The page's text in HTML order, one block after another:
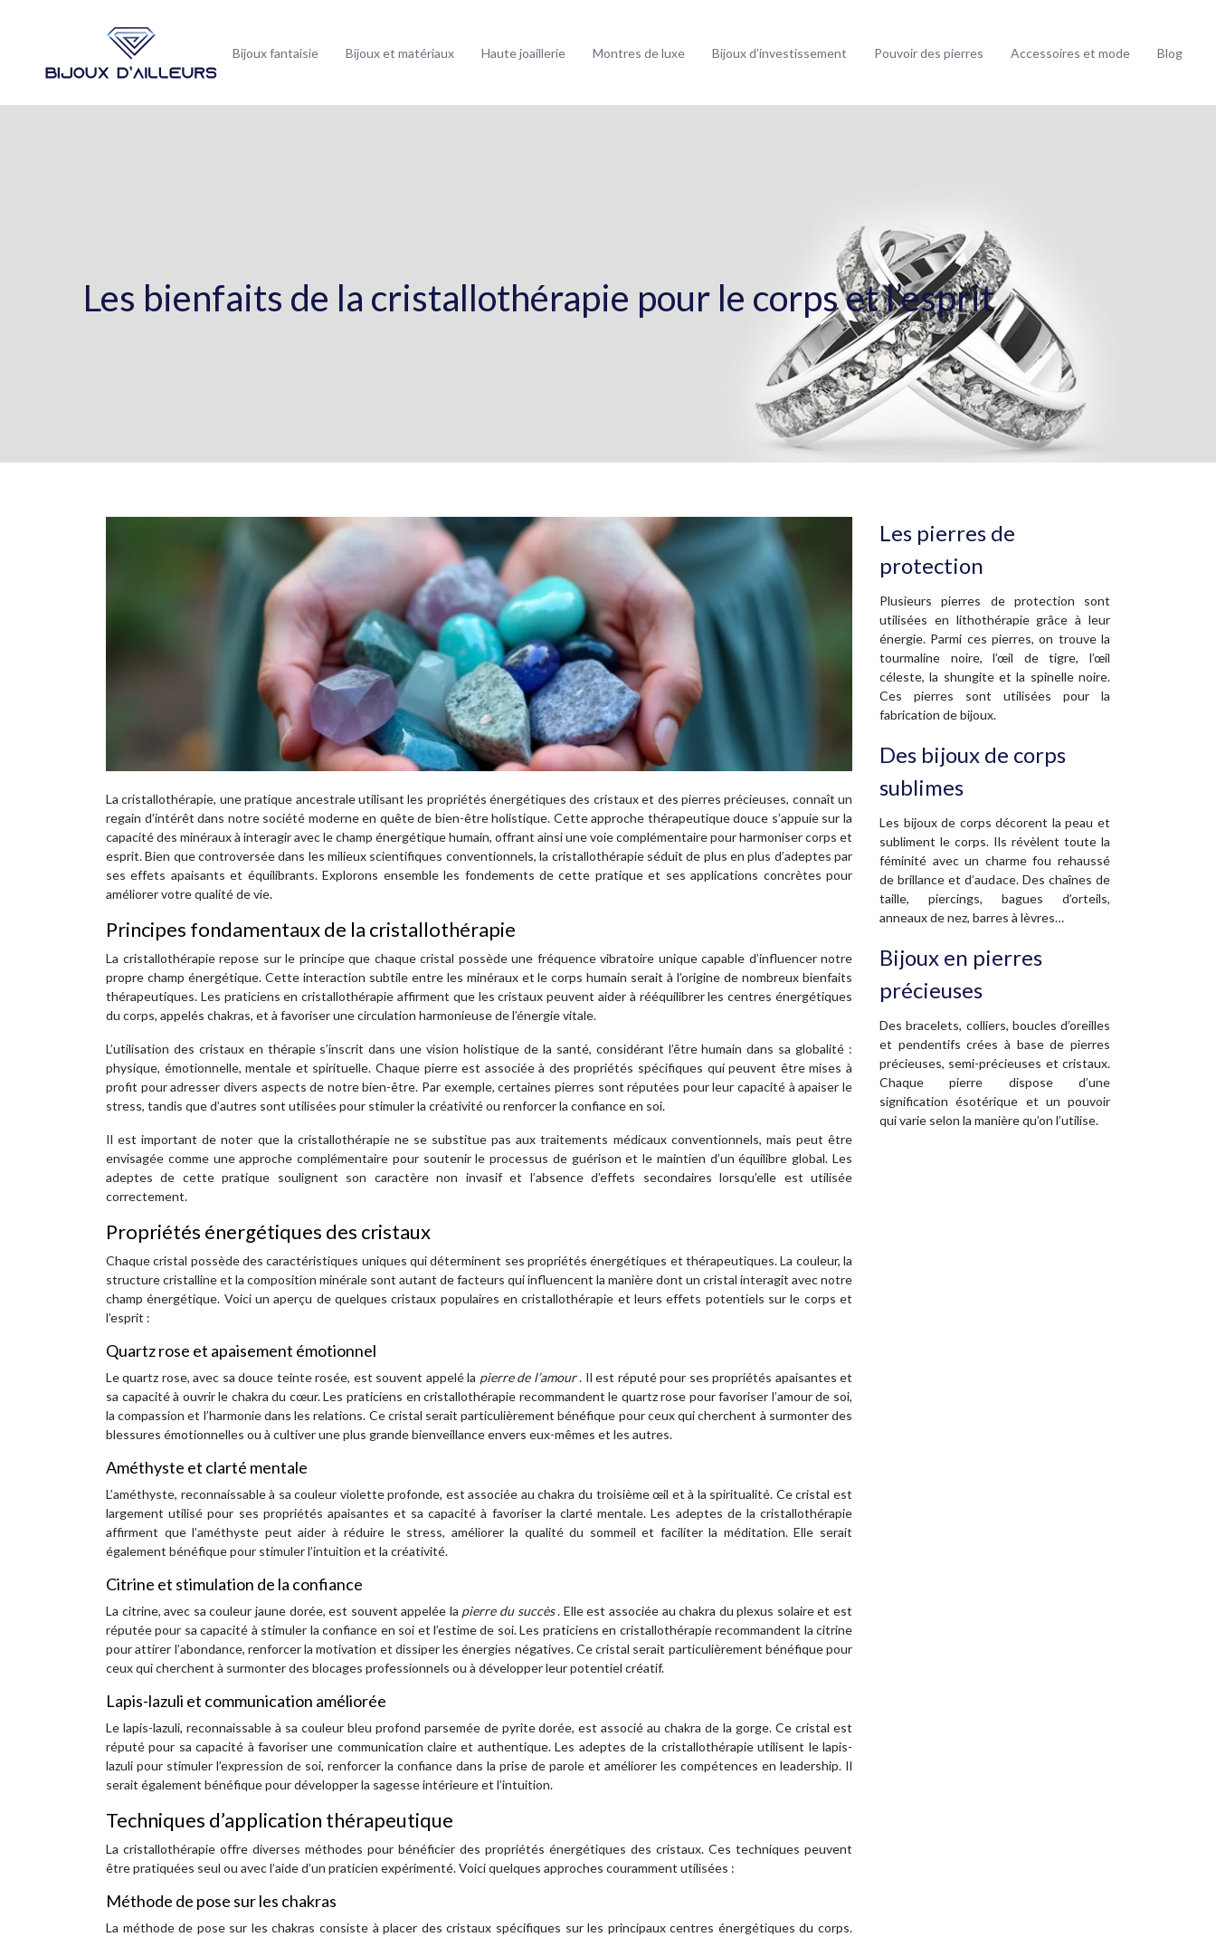
Bijoux fantaisie Bijoux et matériaux Haute joaillerie Montres de luxe Bijoux d’investissement Pouvoir des pierres Accessoires et mode Blog
Les bienfaits de la cristallothérapie pour le corps et l’esprit
La cristallothérapie, une pratique ancestrale utilisant les propriétés énergétiques des cristaux et des pierres précieuses, connaît un
regain d’intérêt dans notre société moderne en quête de bien-être holistique. Cette approche thérapeutique douce s’appuie sur la
capacité des minéraux à interagir avec le champ énergétique humain, offrant ainsi une voie complémentaire pour harmoniser corps et
esprit. Bien que controversée dans les milieux scientifiques conventionnels, la cristallothérapie séduit de plus en plus d’adeptes par
ses effets apaisants et équilibrants. Explorons ensemble les fondements de cette pratique et ses applications concrètes pour
améliorer votre qualité de vie.
Principes fondamentaux de la cristallothérapie
La cristallothérapie repose sur le principe que chaque cristal possède une fréquence vibratoire unique capable d’influencer notre
propre champ énergétique. Cette interaction subtile entre les minéraux et le corps humain serait à l’origine de nombreux bienfaits
thérapeutiques. Les praticiens en cristallothérapie affirment que les cristaux peuvent aider à rééquilibrer les centres énergétiques
du corps, appelés chakras, et à favoriser une circulation harmonieuse de l’énergie vitale.
L’utilisation des cristaux en thérapie s’inscrit dans une vision holistique de la santé, considérant l’être humain dans sa globalité :
physique, émotionnelle, mentale et spirituelle. Chaque pierre est associée à des propriétés spécifiques qui peuvent être mises à
profit pour adresser divers aspects de notre bien-être. Par exemple, certaines pierres sont réputées pour leur capacité à apaiser le
stress, tandis que d’autres sont utilisées pour stimuler la créativité ou renforcer la confiance en soi.
Il est important de noter que la cristallothérapie ne se substitue pas aux traitements médicaux conventionnels, mais peut être
envisagée comme une approche complémentaire pour soutenir le processus de guérison et le maintien d’un équilibre global. Les
adeptes de cette pratique soulignent son caractère non invasif et l’absence d’effets secondaires lorsqu’elle est utilisée
correctement.
Propriétés énergétiques des cristaux
Chaque cristal possède des caractéristiques uniques qui déterminent ses propriétés énergétiques et thérapeutiques. La couleur, la
structure cristalline et la composition minérale sont autant de facteurs qui influencent la manière dont un cristal interagit avec notre
champ énergétique. Voici un aperçu de quelques cristaux populaires en cristallothérapie et leurs effets potentiels sur le corps et
l’esprit :
Quartz rose et apaisement émotionnel
Le quartz rose, avec sa douce teinte rosée, est souvent appelé la pierre de l’amour. Il est réputé pour ses propriétés apaisantes et
sa capacité à ouvrir le chakra du cœur. Les praticiens en cristallothérapie recommandent le quartz rose pour favoriser l’amour de soi,
la compassion et l’harmonie dans les relations. Ce cristal serait particulièrement bénéfique pour ceux qui cherchent à surmonter des
blessures émotionnelles ou à cultiver une plus grande bienveillance envers eux-mêmes et les autres.
Améthyste et clarté mentale
L’améthyste, reconnaissable à sa couleur violette profonde, est associée au chakra du troisième œil et à la spiritualité. Ce cristal est
largement utilisé pour ses propriétés apaisantes et sa capacité à favoriser la clarté mentale. Les adeptes de la cristallothérapie
affirment que l’améthyste peut aider à réduire le stress, améliorer la qualité du sommeil et faciliter la méditation. Elle serait
également bénéfique pour stimuler l’intuition et la créativité.
Citrine et stimulation de la confiance
La citrine, avec sa couleur jaune dorée, est souvent appelée la pierre du succès. Elle est associée au chakra du plexus solaire et est
réputée pour sa capacité à stimuler la confiance en soi et l’estime de soi. Les praticiens en cristallothérapie recommandent la citrine
pour attirer l’abondance, renforcer la motivation et dissiper les énergies négatives. Ce cristal serait particulièrement bénéfique pour
ceux qui cherchent à surmonter des blocages professionnels ou à développer leur potentiel créatif.
Lapis-lazuli et communication améliorée
Le lapis-lazuli, reconnaissable à sa couleur bleu profond parsemée de pyrite dorée, est associé au chakra de la gorge. Ce cristal est
réputé pour sa capacité à favoriser une communication claire et authentique. Les adeptes de la cristallothérapie utilisent le lapis-
lazuli pour stimuler l’expression de soi, renforcer la confiance dans la prise de parole et améliorer les compétences en leadership. Il
serait également bénéfique pour développer la sagesse intérieure et l’intuition.
Techniques d’application thérapeutique
La cristallothérapie offre diverses méthodes pour bénéficier des propriétés énergétiques des cristaux. Ces techniques peuvent
être pratiquées seul ou avec l’aide d’un praticien expérimenté. Voici quelques approches couramment utilisées :
Méthode de pose sur les chakras
La méthode de pose sur les chakras consiste à placer des cristaux spécifiques sur les principaux centres énergétiques du corps.
Les pierres de
protection
Plusieurs pierres de protection sont
utilisées en lithothérapie grâce à leur
énergie. Parmi ces pierres, on trouve la
tourmaline noire, l’œil de tigre, l’œil
céleste, la shungite et la spinelle noire.
Ces pierres sont utilisées pour la
fabrication de bijoux.
Des bijoux de corps
sublimes
Les bijoux de corps décorent la peau et
subliment le corps. Ils révèlent toute la
féminité avec un charme fou rehaussé
de brillance et d’audace. Des chaînes de
taille, piercings, bagues d’orteils,
anneaux de nez, barres à lèvres…
Bijoux en pierres
précieuses
Des bracelets, colliers, boucles d’oreilles
et pendentifs crées à base de pierres
précieuses, semi-précieuses et cristaux.
Chaque pierre dispose d’une
signification ésotérique et un pouvoir
qui varie selon la manière qu’on l’utilise.